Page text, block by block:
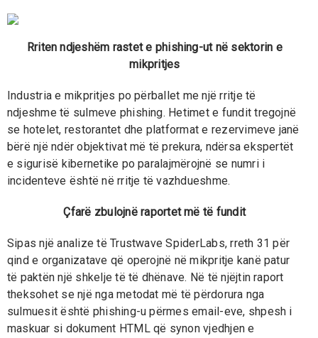
Rriten ndjeshëm rastet e phishing-ut në sektorin e
mikpritjes
Industria e mikpritjes po përballet me një rritje të
ndjeshme të sulmeve phishing. Hetimet e fundit tregojnë
se hotelet, restorantet dhe platformat e rezervimeve janë
bërë një ndër objektivat më të prekura, ndërsa ekspertët
e sigurisë kibernetike po paralajmërojnë se numri i
incidenteve është në rritje të vazhdueshme.
Çfarë zbulojnë raportet më të fundit
Sipas një analize të Trustwave SpiderLabs, rreth 31 për
qind e organizatave që operojnë në mikpritje kanë patur
të paktën një shkelje të të dhënave. Në të njëjtin raport
theksohet se një nga metodat më të përdorura nga
sulmuesit është phishing-u përmes email-eve, shpesh i
maskuar si dokument HTML që synon vjedhjen e